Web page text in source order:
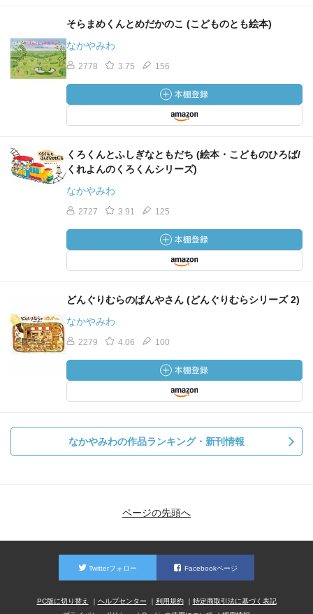
そらまめくんとめだかのこ (こどものとも絵本)
なかやみわ
2778 3.75 156
くろくんとふしぎなともだち (絵本・こどものひろば/
くれよんのくろくんシリーズ)
なかやみわ
2727 3.91 125
どんぐりむらのぱんやさん (どんぐりむらシリーズ 2)
なかやみわ
2279 4.06 100
なかやみわの作品ランキング・新刊情報
ページの先頭へ
Twitterフォロー Facebookページ
PC版に切り替え ヘルプセンター 利用規約
特定商取引法に基づく表記